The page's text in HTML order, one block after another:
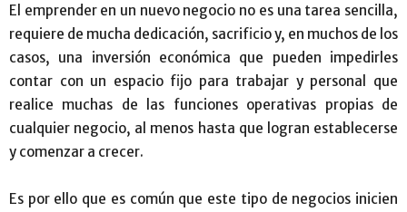
El emprender en un nuevo negocio no es una tarea sencilla,
requiere de mucha dedicación, sacrificio y, en muchos de los
casos, una inversión económica que pueden impedirles
contar con un espacio fijo para trabajar y personal que
realice muchas de las funciones operativas propias de
cualquier negocio, al menos hasta que logran establecerse
y comenzar a crecer.
Es por ello que es común que este tipo de negocios inicien